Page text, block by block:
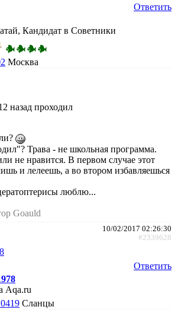
Ответить
Кандидат в Советники
Москва
назад проходил
Трава - не школьная программа.
не нравится. В первом случае этот
и лелеешь, а во втором избавляешься
люблю...
Goauld
10/02/2017 02:26:30
#2339628
Ответить
Aqa.ru
Сланцы